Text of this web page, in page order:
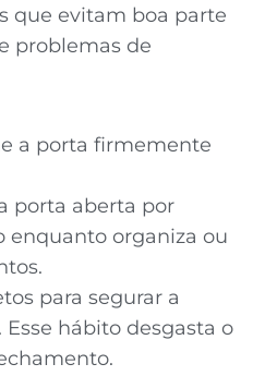
que evitam boa parte
problemas de
a porta firmemente
porta aberta por
enquanto organiza ou
para segurar a
hábito desgasta o